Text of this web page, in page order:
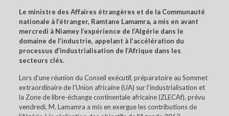
Le ministre des Affaires étrangères et de la Communauté
nationale à l’étranger, Ramtane Lamamra, a mis en avant
mercredi à Niamey l’expérience de l’Algérie dans le
domaine de l’industrie, appelant à l’accélération du
processus d’industrialisation de l’Afrique dans les
secteurs clés.
Lors d’une réunion du Conseil exécutif, préparatoire au Sommet
extraordinaire de l’Union africaine (UA) sur l’industrialisation et
la Zone de libre-échange continentale africaine (ZLECAf), prévu
vendredi, M. Lamamra a mis en exergue les contributions de